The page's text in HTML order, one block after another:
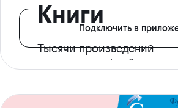
Книги
Тысячи произведений
с доступом офлайн
Подключить в